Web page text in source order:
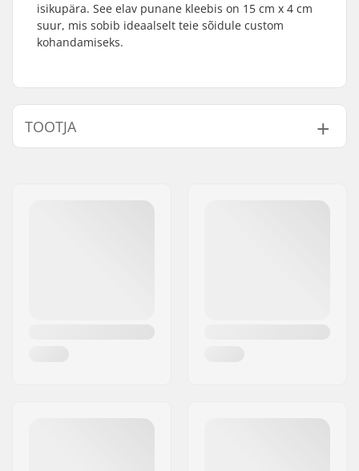
isikupära. See elav punane kleebis on 15 cm x 4 cm
suur, mis sobib ideaalselt teie sõidule custom
kohandamiseks.
TOOTJA